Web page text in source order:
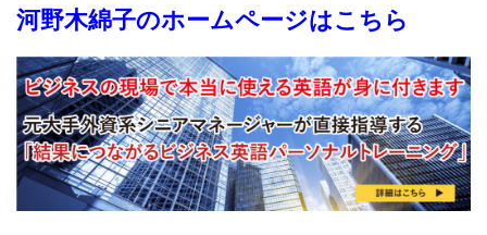
河野木綿子のホームページはこちら